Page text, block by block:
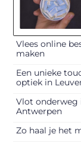
Vlees online
maken
Een unieke
optiek in
Vlot onderweg
Antwerpen
Zo haal je het